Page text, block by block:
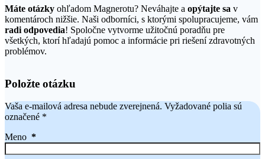
Máte otázky ohľadom Magnerotu? Neváhajte a opýtajte sa v
komentároch nižšie. Naši odborníci, s ktorými spolupracujeme, vám
radi odpovedia! Spoločne vytvorme užitočnú poradňu pre
všetkých, ktorí hľadajú pomoc a informácie pri riešení zdravotných
problémov.
Položte otázku
Vaša e-mailová adresa nebude zverejnená. Vyžadované polia sú
označené *
Meno *